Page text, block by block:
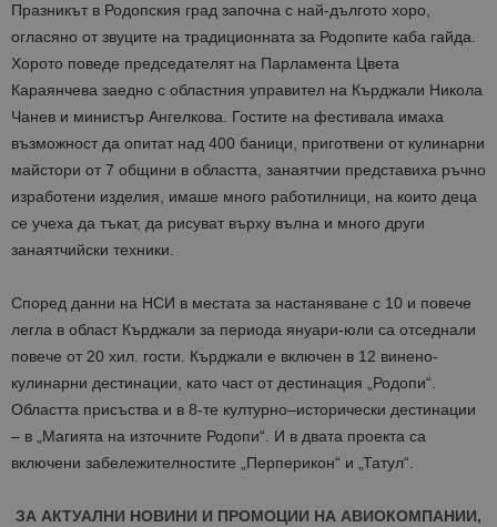
Празникът в Родопския град започна с най-дългото хоро,
огласяно от звуците на традиционната за Родопите каба гайда.
Хорото поведе председателят на Парламента Цвета
Караянчева заедно с областния управител на Кърджали Никола
Чанев и министър Ангелкова. Гостите на фестивала имаха
възможност да опитат над 400 баници, приготвени от кулинарни
майстори от 7 общини в областта, занаятчии представиха ръчно
изработени изделия, имаше много работилници, на които деца
се учеха да тъкат, да рисуват върху вълна и много други
занаятчийски техники.
Според данни на НСИ в местата за настаняване с 10 и повече
легла в област Кърджали за периода януари-юли са отседнали
повече от 20 хил. гости. Кърджали е включен в 12 винено-
кулинарни дестинации, като част от дестинация „Родопи“.
Областта присъства и в 8-те културно–исторически дестинации
– в „Магията на източните Родопи“. И в двата проекта са
включени забележителностите „Перперикон“ и „Татул“.
ЗА АКТУАЛНИ НОВИНИ И ПРОМОЦИИ НА АВИОКОМПАНИИ,